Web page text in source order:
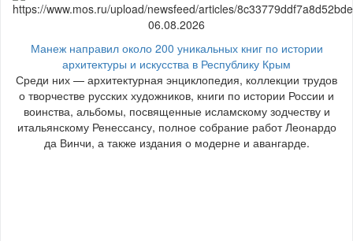
06.08.2026
Манеж направил около 200 уникальных книг по истории
архитектуры и искусства в Республику Крым
Среди них — архитектурная энциклопедия, коллекции трудов
о творчестве русских художников, книги по истории России и
воинства, альбомы, посвященные исламскому зодчеству и
итальянскому Ренессансу, полное собрание работ Леонардо
да Винчи, а также издания о модерне и авангарде.